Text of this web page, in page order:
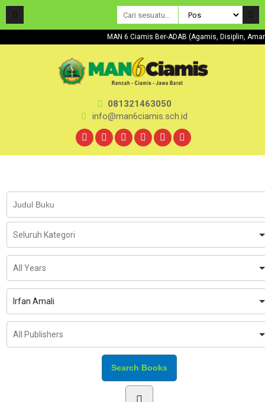
MAN 6 Ciamis Ber-ADAB (Agamis, Disiplin,
081321463050
info@man6ciamis.sch.id
Irfan Amali